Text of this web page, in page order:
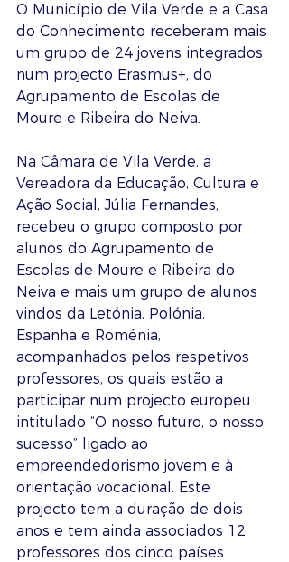
O Município de Vila Verde e a Casa
do Conhecimento receberam mais
um grupo de 24 jovens integrados
num projecto Erasmus+, do
Agrupamento de Escolas de
Moure e Ribeira do Neiva.
Na Câmara de Vila Verde, a
Vereadora da Educação, Cultura e
Ação Social, Júlia Fernandes,
recebeu o grupo composto por
alunos do Agrupamento de
Escolas de Moure e Ribeira do
Neiva e mais um grupo de alunos
vindos da Letónia, Polónia,
Espanha e Roménia,
acompanhados pelos respetivos
professores, os quais estão a
participar num projecto europeu
intitulado “O nosso futuro, o nosso
sucesso” ligado ao
empreendedorismo jovem e à
orientação vocacional. Este
projecto tem a duração de dois
anos e tem ainda associados 12
professores dos cinco países.